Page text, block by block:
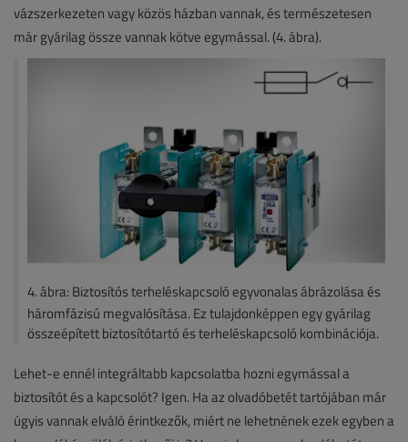
vázszerkezeten vagy közös házban vannak, és természetesen
már gyárilag össze vannak kötve egymással. (4. ábra).
4. ábra: Biztosítós terheléskapcsoló egyvonalas ábrázolása és
háromfázisú megvalósítása. Ez tulajdonképpen egy gyárilag
összeépített biztosítótartó és terheléskapcsoló kombinációja.
Lehet-e ennél integráltabb kapcsolatba hozni egymással a
biztosítót és a kapcsolót? Igen. Ha az olvadóbetét tartójában már
úgyis vannak elváló érintkezők, miért ne lehetnének ezek egyben a